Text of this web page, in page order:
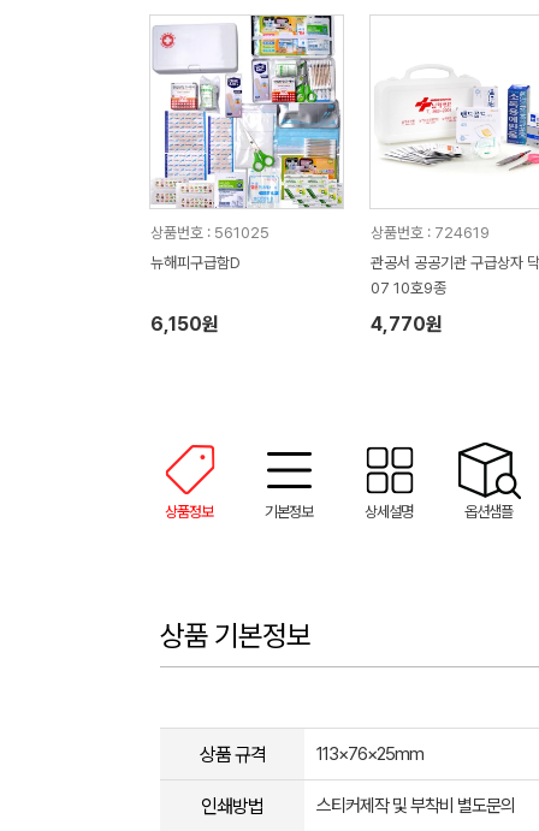
상품번호 : 561025
뉴해피구급함D
6,150원
상품번호 : 724619
관공서 공공기관 구급상자
07 10호9종
4,770원
상품정보 기본정보 상세설명 옵션샘플
상품 기본정보
상품 규격 113×76×25mm
인쇄방법 스티커제작 및 부착비 별도문의